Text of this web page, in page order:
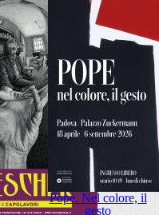
Pope. Nel colore, il
gesto